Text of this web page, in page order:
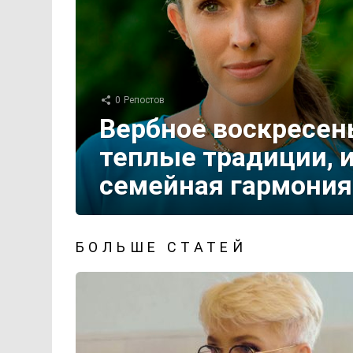
0 Репостов
Вербное
теплые традиции,
семейная
БОЛЬШЕ СТАТЕЙ